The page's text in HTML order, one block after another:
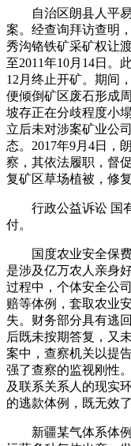
自治区朗县人平易
案。经查询拜访查明
秀沟铬铁矿采矿权让
至2011年10月14日。
12月终止开矿。期间
便倾倒矿区废石形成
坡存正在分歧程度小
立后未对涉案矿业公
态。2017年9月4日，
察，其依法履职，督
复矿区草场植被，修
行政公益诉讼 国有
付。
国度农业安全保费
是涉及亿万农人亲身
过程中，个体安全公
赔等体例，套取农业
失。财务部分具有逃
后既未按期答复，又
案中，查察机关以提
强了查察的监视刚性
及联系关系人的现实
的逃款体例，既无效
新疆某气体系体例